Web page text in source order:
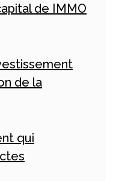
de IMMO
de la
qui